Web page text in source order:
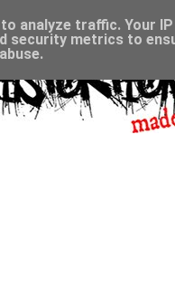
analyze traffic. Your
security metrics to